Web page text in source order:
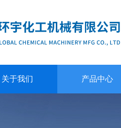
关于我们 产品中心